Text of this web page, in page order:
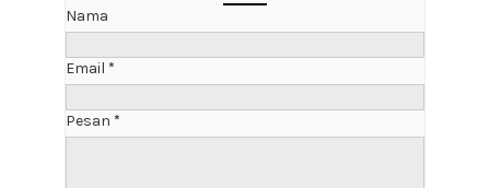
Nama
Email *
Pesan *